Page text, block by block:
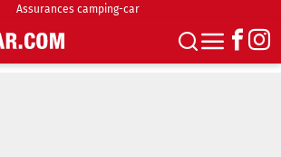
Assurances camping-car